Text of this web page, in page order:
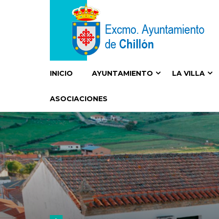
INICIO AYUNTAMIENTO LA VILLA
ASOCIACIONES
IGLESIA PARROQUIAL DEL SIGLO XVI